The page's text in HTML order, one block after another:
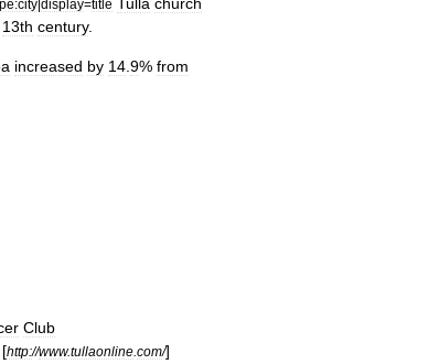
|display=title
13th century.
increased by 14 9% from
Club
[http://www.tullaonline com/]